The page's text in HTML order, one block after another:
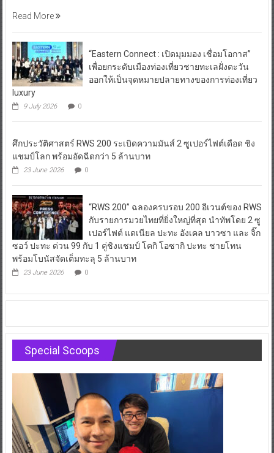
Read More
“Eastern Connect : เปิดมุมมอง เชื่อมโอกาส”
เพื่อยกระดับเมืองท่องเที่ยวชายทะเลฝั่งตะวัน
ออกให้เป็นจุดหมายปลายทางของการท่องเที่ยว
luxury
9 July 2026 0
ศึกประวัติศาสตร์ RWS 200 ระเบิดความมันส์ 2 ซูเปอร์ไฟต์เดือด ชิง
แชมป์โลก พร้อมอัดฉีดกว่า 5 ล้านบาท
23 June 2026 0
“RWS 200” ฉลองครบรอบ 200 อีเวนต์ของ RWS
กับรายการมวยไทยที่ยิ่งใหญ่ที่สุด นำทัพโดย 2 ซู
เปอร์ไฟต์ แดเนียล ปะทะ อังเคล บาวซา และ จิ๊ก
ซอว์ ปะทะ ด่วน 99 กับ 1 คู่ชิงแชมป์ โคกิ โอซากิ ปะทะ ชายโทน
พร้อมโบนัสจัดเต็มทะลุ 5 ล้านบาท
23 June 2026 0
Special Scoops